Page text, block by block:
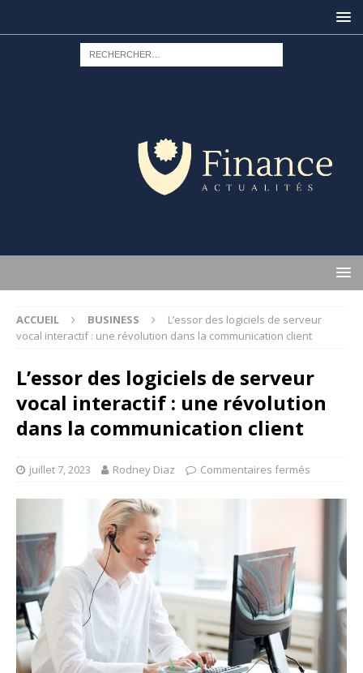
ACCUEIL BUSINESS
L’essor des logiciels de serveur
vocal interactif : une révolution dans la communication client
L’essor des logiciels de serveur
vocal interactif : une révolution
dans la communication client
juillet 7, 2023 Rodney Diaz Commentaires fermés